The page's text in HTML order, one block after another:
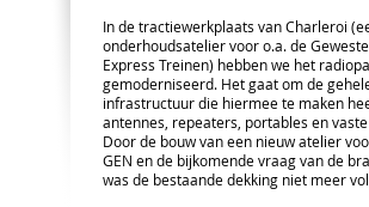
In de tractiewerkplaats van Charleroi
onderhoudsatelier voor o.a. de
Express Treinen) hebben we het
gemoderniseerd. Het gaat om de
infrastructuur die hiermee te maken
antennes, repeaters, portables en
Door de bouw van een nieuw atelier
GEN en de bijkomende vraag van de
was de bestaande dekking niet meer